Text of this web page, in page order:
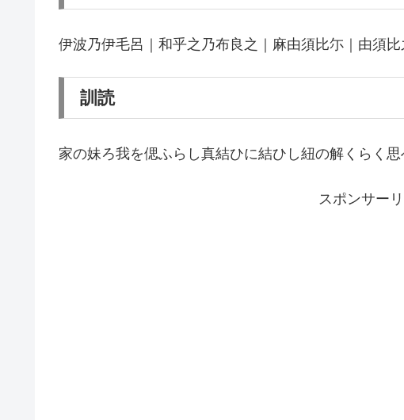
伊波乃伊毛呂｜和乎之乃布良之｜麻由須比尓｜由須
訓読
家の妹ろ我を偲ふらし真結ひに結ひし紐の解くらく思
スポンサー